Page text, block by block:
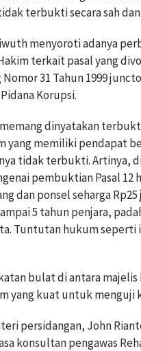
terbukti secara sah
menyoroti adanya
terkait pasal yang
31 Tahun 1999
Korupsi.
dinyatakan
yang memiliki pendapat
tidak terbukti. Artinya,
pembuktian Pasal 12
dan ponsel seharga
5 tahun penjara,
Tuntutan hukum seperti
bulat di antara
yang kuat untuk menguji
persidangan, John
konsultan pengawas